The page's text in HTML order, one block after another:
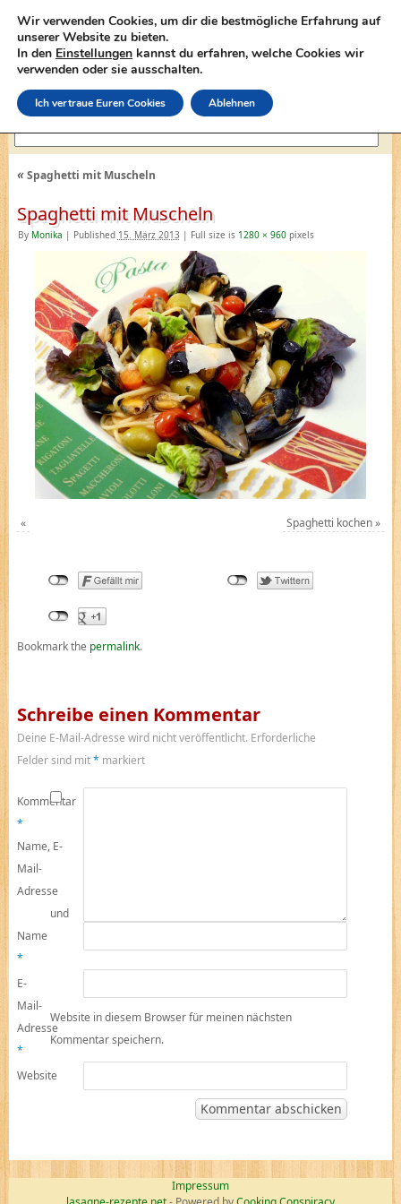
lasagne-rezepte.net
«Spaghetti mit Muscheln
Spaghetti mit Muscheln
By Monika | Published 15. März 2013 | Full size is 1280 × 960pixels
« Spaghetti kochen»
Bookmark the permalink.
Schreibe einen Kommentar
Deine E-Mail-Adresse wird nicht veröffentlicht. Erforderliche
Felder sind mit* markiert
Kommentar
*
Name
*
E-
Mail-
Adresse
*
Website
Name, E-
Mail-
Adresse
und
Website in diesem Browser für meinen nächsten
Kommentar speichern.
Impressum
Wir verwenden Cookies, um dir die bestmögliche Erfahrung auf
unserer Website zu bieten.
In den Einstellungen kannst du erfahren, welche Cookies wir
verwenden oder sie ausschalten.
Ich vertraue Euren Cookies Ablehnen